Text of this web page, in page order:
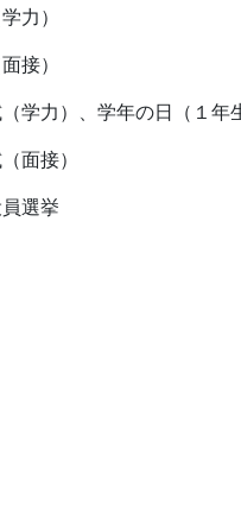
力）
接）
学力）、学年の日（１年
面接）
選挙